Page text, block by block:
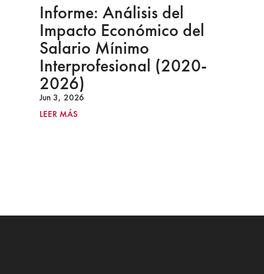
Informe: Análisis del
Impacto Económico del
Salario Mínimo
Interprofesional (2020-
2026)
Jun 3, 2026
LEER MÁS